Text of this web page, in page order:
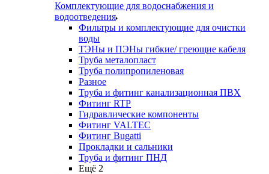
Комплектующие для водоснабжения и
водоотведения
Фильтры и комплектующие для очистки
воды
ТЭНы и ПЭНы гибкие/ греющие кабеля
Труба металопласт
Труба полипропиленовая
Разное
Труба и фитинг канализационная ПВХ
Фитинг RTP
Гидравлические компоненты
Фитинг VALTEC
Фитинг Bugatti
Прокладки и сальники
Труба и фитинг ПНД
Ещё 2